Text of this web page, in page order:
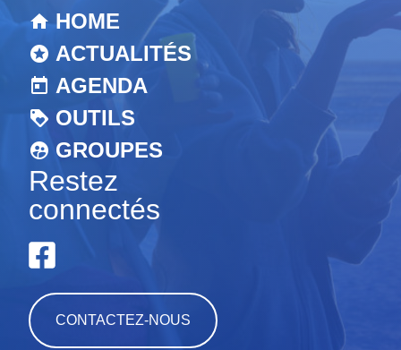
HOME
ACTUALITÉS
AGENDA
OUTILS
GROUPES
Restez
connectés
CONTACTEZ-NOUS